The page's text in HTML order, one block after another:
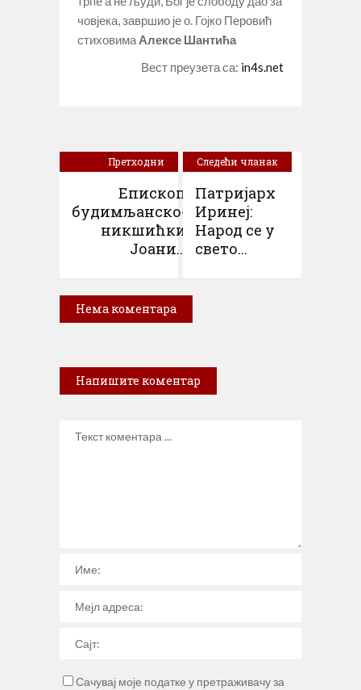
човјека, завршио је о. Гојко Перовић
стиховима Алексе Шантића
Вест преузета са: in4s.net
Претходни
Епископ
будимљанско-
никшићки
Јоани...
Следећи чланак
Патријарх
Иринеј:
Народ се у
свето...
Нема коментара
Напишите коментар
Сачувај моје податке у претраживачу за